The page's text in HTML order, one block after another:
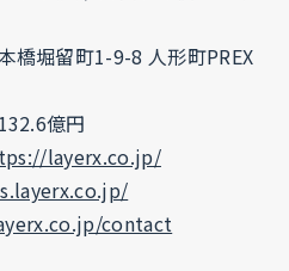
橋堀留町1-9-8 人形町PREX
億円
layerx.co.jp/
contact